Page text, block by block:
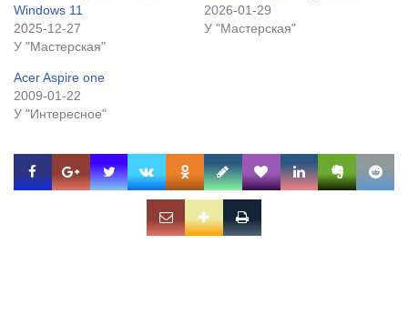
Windows 11
2025-12-27
У "Мастерская"
2026-01-29
У "Мастерская"
Acer Aspire one
2009-01-22
У "Интересное"